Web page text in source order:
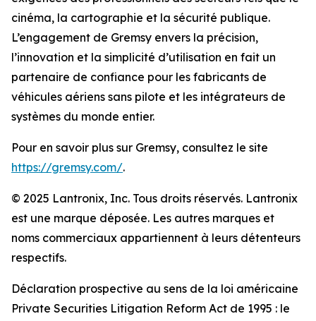
cinéma, la cartographie et la sécurité publique.
L’engagement de Gremsy envers la précision,
l’innovation et la simplicité d’utilisation en fait un
partenaire de confiance pour les fabricants de
véhicules aériens sans pilote et les intégrateurs de
systèmes du monde entier.
Pour en savoir plus sur Gremsy, consultez le site
https://gremsy.com/.
© 2025 Lantronix, Inc. Tous droits réservés. Lantronix
est une marque déposée. Les autres marques et
noms commerciaux appartiennent à leurs détenteurs
respectifs.
Déclaration prospective au sens de la loi américaine
Private Securities Litigation Reform Act de 1995 : le